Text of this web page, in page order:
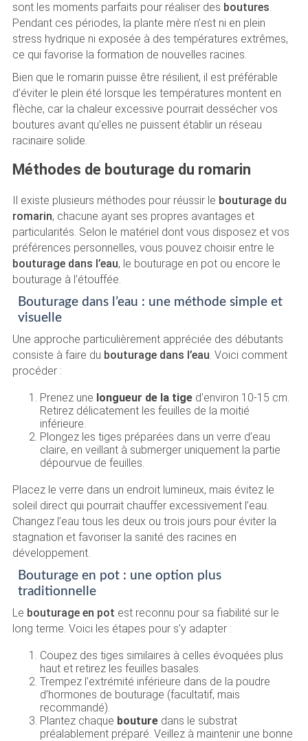
sont les moments parfaits pour réaliser des boutures.
Pendant ces périodes, la plante mère n’est ni en plein
stress hydrique ni exposée à des températures extrêmes,
ce qui favorise la formation de nouvelles racines.
Bien que le romarin puisse être résilient, il est préférable
d’éviter le plein été lorsque les températures montent en
flèche, car la chaleur excessive pourrait dessécher vos
boutures avant qu’elles ne puissent établir un réseau
racinaire solide.
Méthodes de bouturage du romarin
Il existe plusieurs méthodes pour réussir le bouturage du
romarin, chacune ayant ses propres avantages et
particularités. Selon le matériel dont vous disposez et vos
préférences personnelles, vous pouvez choisir entre le
bouturage dans l’eau, le bouturage en pot ou encore le
bouturage à l’étouffée.
Bouturage dans l’eau : une méthode simple et
visuelle
Une approche particulièrement appréciée des débutants
consiste à faire du bouturage dans l’eau. Voici comment
procéder :
Prenez une longueur de la tiged’environ 10-15 cm.
Retirez délicatement les feuilles de la moitié
inférieure.
Plongez les tiges préparées dans un verre d’eau
claire, en veillant à submerger uniquement la partie
dépourvue de feuilles.
Placez le verre dans un endroit lumineux, mais évitez le
soleil direct qui pourrait chauffer excessivement l’eau.
Changez l’eau tous les deux ou trois jours pour éviter la
stagnation et favoriser la sanité des racines en
développement.
Bouturage en pot : une option plus
traditionnelle
Le bouturage en pot est reconnu pour sa fiabilité sur le
long terme. Voici les étapes pour s’y adapter :
Coupez des tiges similaires à celles évoquées plus
haut et retirez les feuilles basales.
Trempez l’extrémité inférieure dans de la poudre
d’hormones de bouturage (facultatif, mais
recommandé).
Plantez chaque bouturedans le substrat
préalablement préparé. Veillez à maintenir une bonne